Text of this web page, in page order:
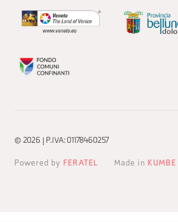
© 2026 | P.IVA: 01178460257
Powered by FERATEL Made in KUMBE